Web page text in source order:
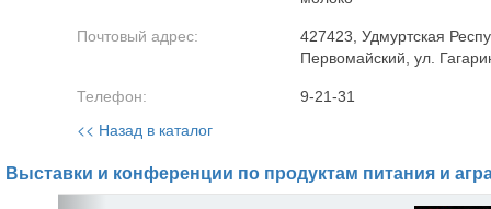
Почтовый адрес:
427423, Удмуртская
Первомайский, ул.
Телефон: 9-21-31
<< Назад в каталог
Выставки и конференции по продуктам питания и